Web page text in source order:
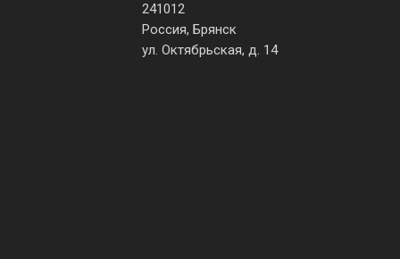
241012
Россия, Брянск
ул. Октябрьская, д. 14